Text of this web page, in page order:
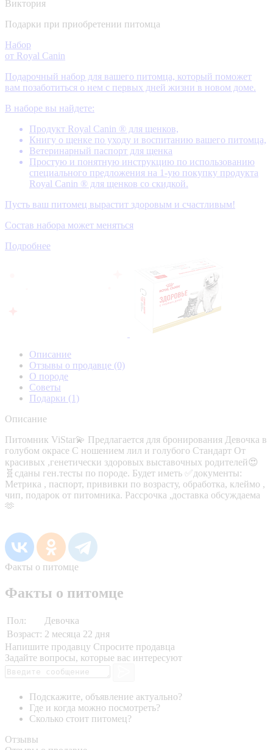
Виктория
Подарки при приобретении питомца
Набор
от Royal Canin
Подарочный набор для вашего питомца, который поможет
вам позаботиться о нем с первых дней жизни в новом доме.
В наборе вы найдете:
Продукт Royal Canin ® для щенков,
Книгу о щенке по уходу и воспитанию вашего питомца,
Ветеринарный паспорт для щенка
Простую и понятную инструкцию по использованию
специального предложения на 1-ую покупку продукта
Royal Canin ® для щенков со скидкой.
Пусть ваш питомец вырастит здоровым и счастливым!
Состав набора может меняться
Подробнее
Описание
Отзывы о продавце (0)
О породе
Советы
Подарки (1)
Описание
Питомник ViStar💫 Предлагается для бронирования Девочка в
голубом окрасе С ношением лил и голубого Стандарт От
красивых ,генетически здоровых выставочных родителей😍
🧬сданы ген.тесты по породе. Будет иметь ✅документы:
Метрика , паспорт, прививки по возрасту, обработка, клеймо ,
чип, подарок от питомника. Рассрочка ,доставка обсуждаема
🫶
Факты о питомце
Факты о питомце
Пол:
Девочка
Возраст: 2 месяца 22 дня
Напишите продавцу Спросите продавца
Задайте вопросы, которые вас интересуют
Подскажите, объявление актуально?
Где и когда можно посмотреть?
Сколько стоит питомец?
Отзывы